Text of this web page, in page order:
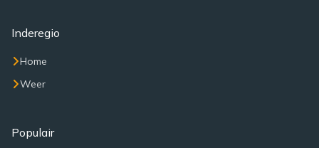
Inderegio
Home
Weer
Populair